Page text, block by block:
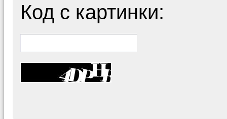
Код с картинки: